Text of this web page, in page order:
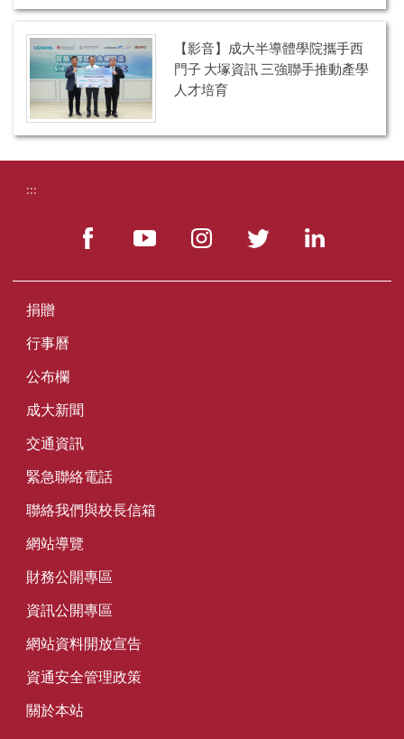
【影音】成大半導體學院攜手西
門子 大塚資訊 三強聯手推動產學
人才培育
:::
捐贈
行事曆
公布欄
成大新聞
交通資訊
緊急聯絡電話
聯絡我們與校長信箱
網站導覽
財務公開專區
資訊公開專區
網站資料開放宣告
資通安全管理政策
關於本站